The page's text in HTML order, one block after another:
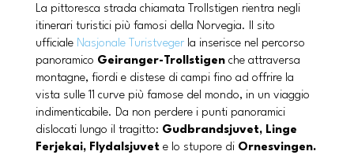
La pittoresca strada chiamata Trollstigen rientra negli
itinerari turistici più famosi della Norvegia. Il sito
ufficiale Nasjonale Turistvegerla inserisce nel percorso
panoramico Geiranger-Trollstigenche attraversa
montagne, fiordi e distese di campi fino ad offrire la
vista sulle 11 curve più famose del mondo, in un viaggio
indimenticabile. Da non perdere i punti panoramici
dislocati lungo il tragitto: Gudbrandsjuvet, Linge
Ferjekai, Flydalsjuvete lo stupore di Ornesvingen.